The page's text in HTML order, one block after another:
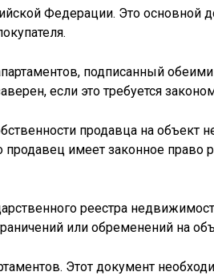
Федерации. Это основной
подписанный
если это требуется
продавца на объект
имеет законное право
реестра
или обременений на
Этот документ